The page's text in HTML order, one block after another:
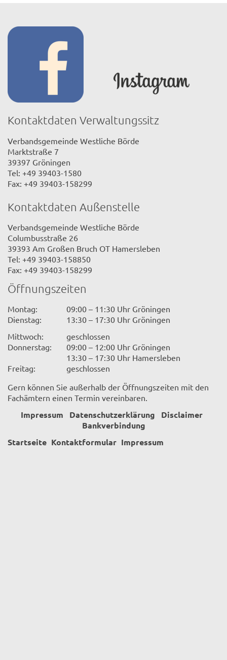
Kontaktdaten Verwaltungssitz
Verbandsgemeinde Westliche Börde
Marktstraße 7
39397 Gröningen
Tel: +49 39403-1580
Fax: +49 39403-158299
Kontaktdaten Außenstelle
Verbandsgemeinde Westliche Börde
Columbusstraße 26
39393 Am Großen Bruch OT Hamersleben
Tel: +49 39403-158850
Fax: +49 39403-158299
Öffnungszeiten
Montag:
09:00 – 11:30 Uhr Gröningen
Dienstag:
13:30 – 17:30 Uhr Gröningen
Mittwoch:
geschlossen
Donnerstag:
09:00 – 12:00 Uhr Gröningen
13:30 – 17:30 Uhr Hamersleben
Freitag:
geschlossen
Gern können Sie außerhalb der Öffnungszeiten mit den
Fachämtern einen Termin vereinbaren.
Impressum Datenschutzerklärung
Disclaimer
Bankverbindung
Startseite Kontaktformular Impressum